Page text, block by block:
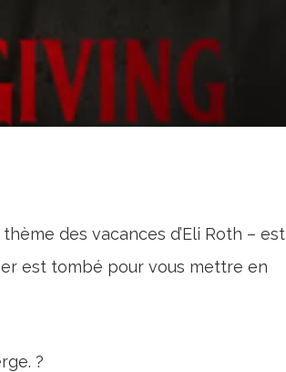
des vacances d’Eli Roth – est
est tombé pour vous mettre en
?